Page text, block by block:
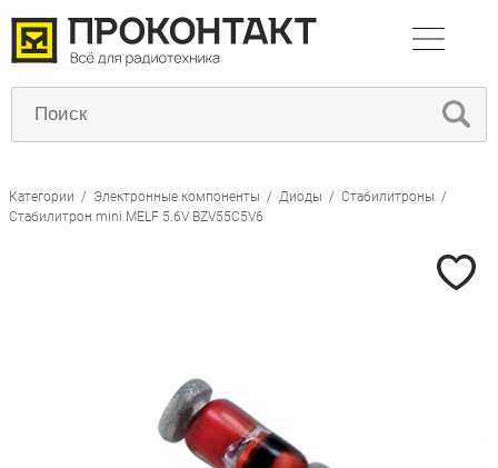
Категории / Электронные компоненты / Диоды / Стабилитроны /
Стабилитрон mini MELF 5.6V BZV55C5V6